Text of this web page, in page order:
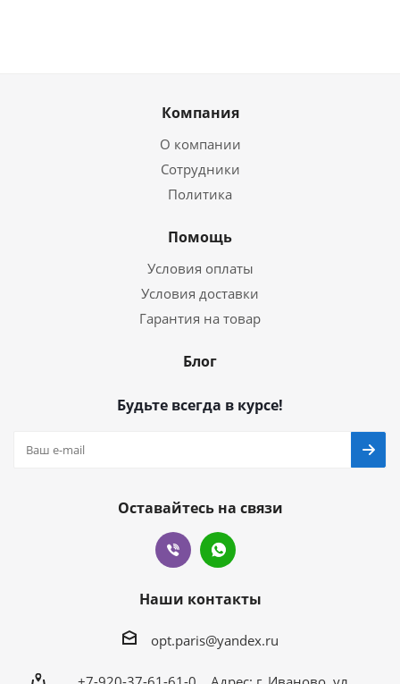
Компания
О компании
Сотрудники
Политика
Помощь
Условия оплаты
Условия доставки
Гарантия на товар
Блог
Будьте всегда в курсе!
Оставайтесь на связи
Наши контакты
opt.paris@yandex.ru